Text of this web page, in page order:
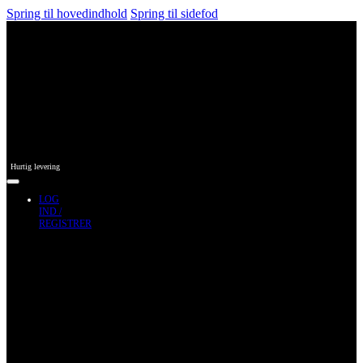
Spring til hovedindhold Spring til sidefod
Hurtig levering
LOG
IND /
REGISTRER